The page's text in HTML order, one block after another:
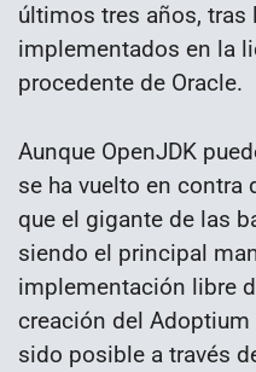
últimos tres años, tras
implementados en la
procedente de Oracle.
Aunque OpenJDK
se ha vuelto en contra
que el gigante de las
siendo el principal
implementación libre
creación del
sido posible a través